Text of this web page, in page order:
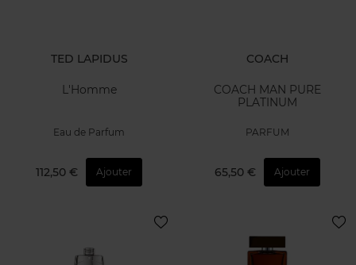
TED LAPIDUS
L'Homme
Eau de Parfum
112,50 € Ajouter
COACH
COACH MAN PURE
PLATINUM
PARFUM
65,50 € Ajouter